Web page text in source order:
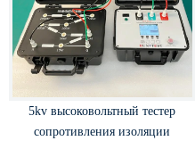
5kv высоковольтный тестер
сопротивления изоляции